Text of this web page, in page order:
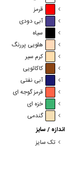
قرمز
آبی دودی
سیاه
هلویی پررنگ
کرم سیر
کاکائویی
آبی نفتی
قرمز گوجه ای
خزه ای
گندمی
اندازه / سایز
تک سایز